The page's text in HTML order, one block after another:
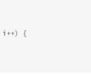
i ++)
{